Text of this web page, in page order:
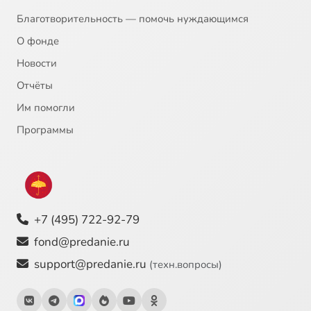
Благотворительность — помочь нуждающимся
О фонде
Новости
Отчёты
Им помогли
Программы
+7 (495) 722-92-79
fond@predanie.ru
support@predanie.ru (техн.вопросы)